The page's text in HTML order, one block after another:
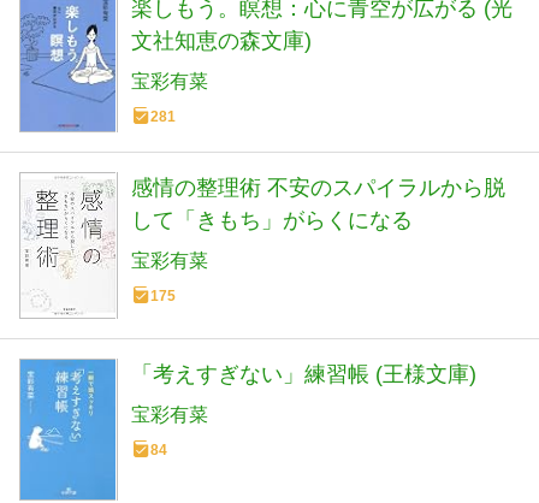
楽しもう。瞑想：心に青空が広がる (光
文社知恵の森文庫)
宝彩有菜
281
感情の整理術 不安のスパイラルから脱
して「きもち」がらくになる
宝彩有菜
175
「考えすぎない」練習帳 (王様文庫)
宝彩有菜
84